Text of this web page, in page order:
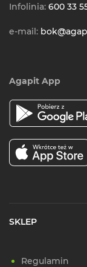
Infolinia: 600 33
e-mail:
Agapit App
SKLEP
Regulamin